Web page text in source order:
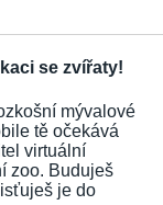
se zvířaty!
mývalové
tě očekává
virtuální
zoo. Buduješ
je do